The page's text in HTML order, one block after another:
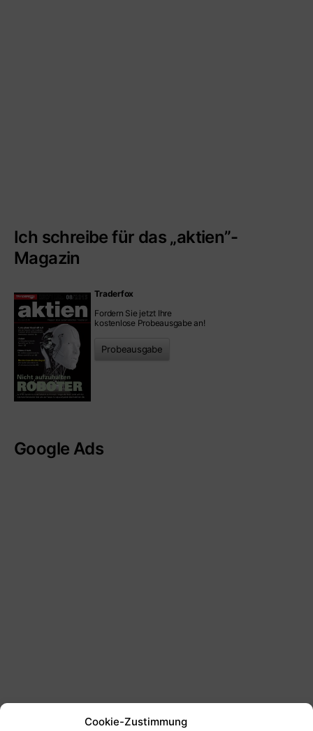
Cookie-Zustimmung
Ich schreibe für das „aktien”-
Magazin
Traderfox
Fordern Sie jetzt Ihre
kostenlose Probeausgabe an!
Probeausgabe
Google Ads